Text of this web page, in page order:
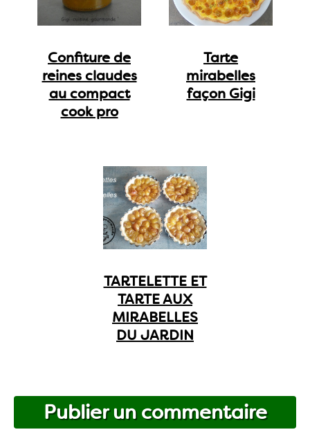
Confiture de
reines claudes
au compact
cook pro
Tarte
mirabelles
façon Gigi
TARTELETTE ET
TARTE AUX
MIRABELLES
DU JARDIN
Publier un commentaire